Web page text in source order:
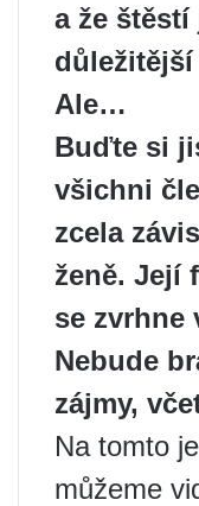
a že
Ale…
Buďte si
všichni
zcela
ženě. Její
se zvrhne
Nebude
zájmy,
Na tomto
můžeme